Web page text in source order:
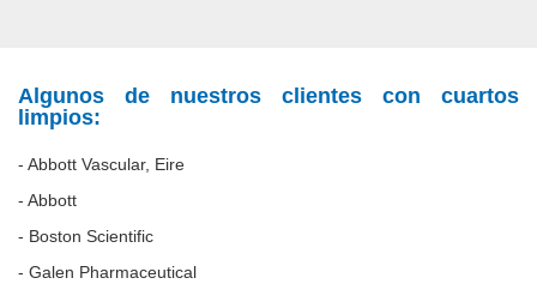
Algunos de nuestros clientes con cuartos
limpios:
- Abbott Vascular, Eire
- Abbott
- Boston Scientific
- Galen Pharmaceutical